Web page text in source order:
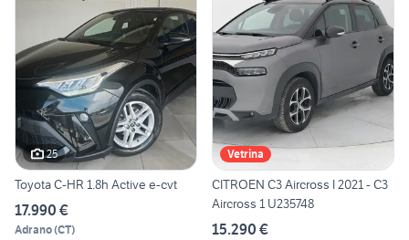
25
Toyota C-HR 1.8h Active e-cvt
17.990 €
Adrano(CT)
Vetrina
CITROEN C3 Aircross I 2021 - C3
Aircross 1 U235748
15.290 €